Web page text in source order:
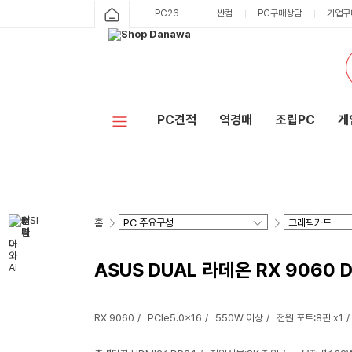
PC26 싼컴 PC구매상담 기업
PC견적 역경매 조립PC 게
홈
ASUS DUAL 라데온 RX 9060
RX 9060 PCIe5.0x16 550W 이상 전원 포트:8핀 x1